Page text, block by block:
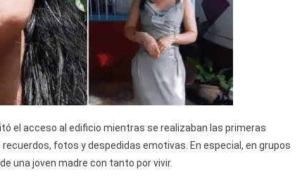
el acceso al edificio mientras se realizaban las primeras
fotos y despedidas emotivas. En especial, en grupos
una joven madre con tanto por vivir.